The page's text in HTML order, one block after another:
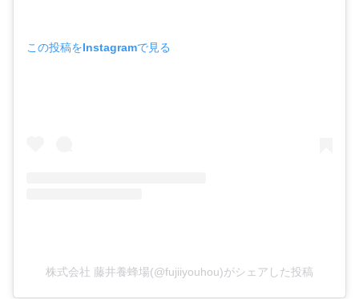
この投稿をInstagramで見る
株式会社 藤井養蜂場(@fujiiyouhou)がシェアした投稿